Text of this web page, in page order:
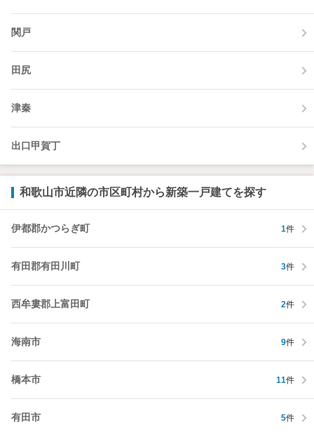
関戸
田尻
津秦
出口甲賀丁
和歌山市近隣の市区町村から新築一戸建てを探す
伊都郡かつらぎ町 1件
有田郡有田川町 3件
西牟婁郡上富田町 2件
海南市 9件
橋本市 11件
有田市 5件